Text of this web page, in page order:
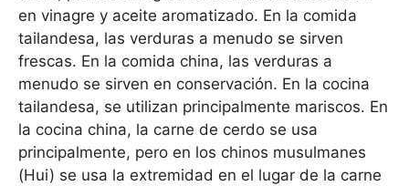
en vinagre y aceite aromatizado. En la comida
tailandesa, las verduras a menudo se sirven
frescas. En la comida china, las verduras a
menudo se sirven en conservación. En la cocina
tailandesa, se utilizan principalmente mariscos. En
la cocina china, la carne de cerdo se usa
principalmente, pero en los chinos musulmanes
(Hui) se usa la extremidad en el lugar de la carne